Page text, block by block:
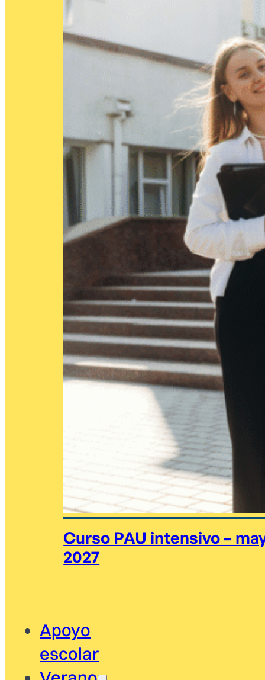
Curso PAU intensivo –
2027
Apoyo
escolar